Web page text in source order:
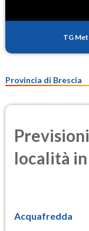
TG
Provincia di Brescia
località
Acquafredda